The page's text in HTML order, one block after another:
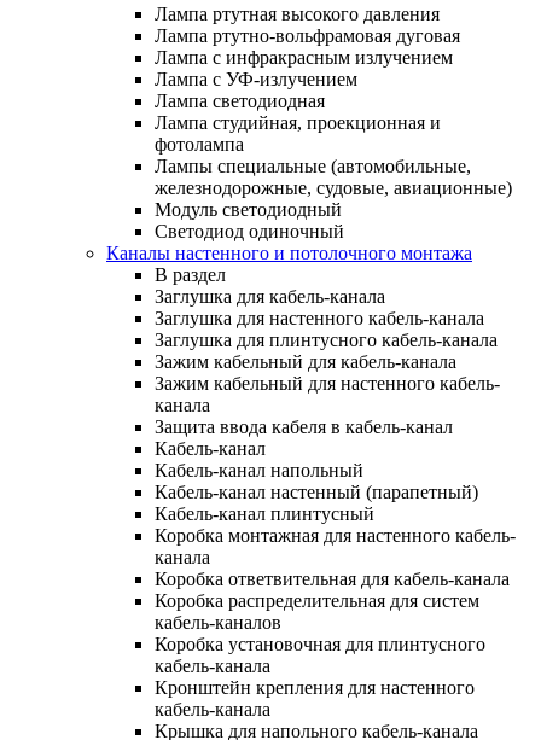
Лампа ртутная высокого давления
Лампа ртутно-вольфрамовая дуговая
Лампа с инфракрасным излучением
Лампа с УФ-излучением
Лампа светодиодная
Лампа студийная, проекционная и
фотолампа
Лампы специальные (автомобильные,
железнодорожные, судовые, авиационные)
Модуль светодиодный
Светодиод одиночный
Каналы настенного и потолочного монтажа
В раздел
Заглушка для кабель-канала
Заглушка для настенного кабель-канала
Заглушка для плинтусного кабель-канала
Зажим кабельный для кабель-канала
Зажим кабельный для настенного кабель-
канала
Защита ввода кабеля в кабель-канал
Кабель-канал
Кабель-канал напольный
Кабель-канал настенный (парапетный)
Кабель-канал плинтусный
Коробка монтажная для настенного кабель-
канала
Коробка ответвительная для кабель-канала
Коробка распределительная для систем
кабель-каналов
Коробка установочная для плинтусного
кабель-канала
Кронштейн крепления для настенного
кабель-канала
Крышка для напольного кабель-канала